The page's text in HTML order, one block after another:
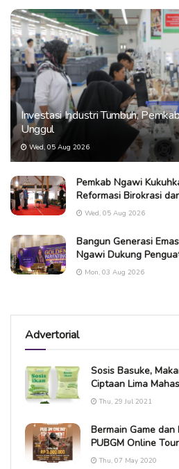
Investasi Industri Tumbuh,
Unggul
Wed, 05 Aug 2026
Pemkab Ngawi
Reformasi Birokrasi
Wed, 05 Aug 2026
Bangun Generasi
Ngawi Dukung
Mon, 03 Aug 2026
Advertorial
Sosis Basuke,
Ciptaan Lima
Thu, 29 Jul 2021
Bermain Game
PUBGM Online
Thu, 07 May 2020